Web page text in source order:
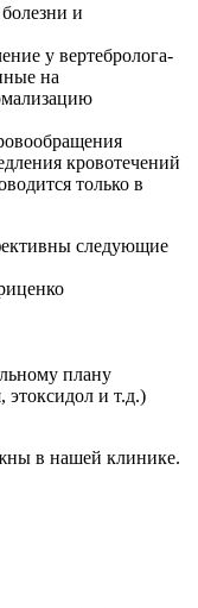
и
у вертебролога-
на
кровотечений
только в
следующие
плану
и т.д.)
в нашей клинике.